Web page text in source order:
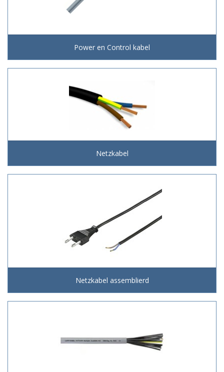
Power en Control kabel
Netzkabel
Netzkabel assemblierd